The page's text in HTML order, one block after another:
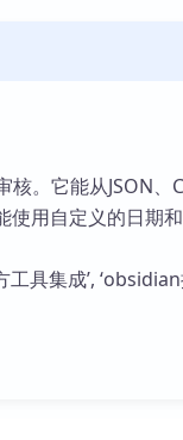
。它能从JSON、
用自定义的日期
工具集成’,